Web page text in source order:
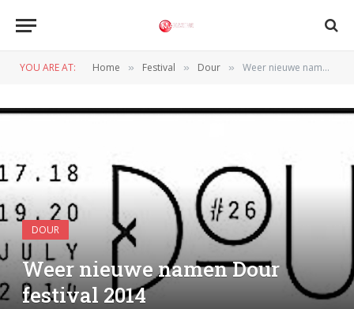
YOU ARE AT: Home » Festival » Dour » Weer nieuwe namen Dour festival 2014
DOUR
Weer nieuwe namen Dour
festival 2014